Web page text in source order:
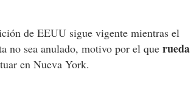
de EEUU sigue vigente mientras el
no sea anulado, motivo por el querueda
en Nueva York.